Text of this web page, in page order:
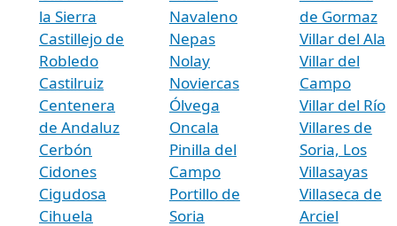
la Sierra
Castillejo de
Robledo
Castilruiz
Centenera
de Andaluz
Cerbón
Cidones
Cigudosa
Cihuela
Navaleno
Nepas
Nolay
Noviercas
Ólvega
Oncala
Pinilla del
Campo
Portillo de
Soria
de Gormaz
Villar del Ala
Villar del
Campo
Villar del Río
Villares de
Soria, Los
Villasayas
Villaseca de
Arciel